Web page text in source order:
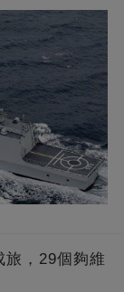
，29個夠維